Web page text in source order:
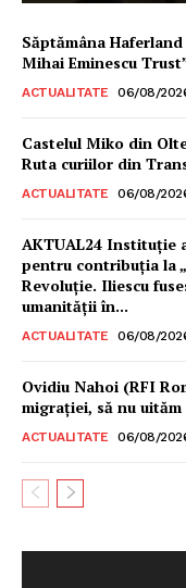
Săptămâna
Mihai Eminescu
ACTUALITATE 06/08/
Castelul Miko din
Ruta curiilor din
ACTUALITATE 06/08/
AKTUAL24 Instituție
pentru contribuția la
Revoluție. Iliescu
umanității în...
ACTUALITATE 06/08/
Ovidiu Nahoi (RFI
migrației, să nu
ACTUALITATE 06/08/